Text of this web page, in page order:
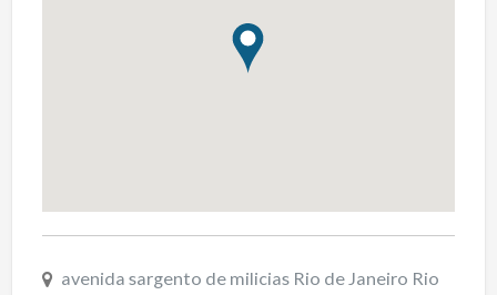
avenida sargento de milicias Rio de Janeiro Rio